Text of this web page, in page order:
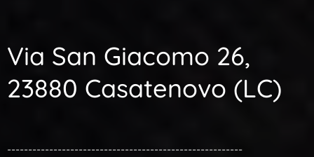
Via San Giacomo 26,
23880 Casatenovo (LC)
--------------------------------------------------------